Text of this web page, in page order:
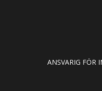
ANSVARIG FÖR